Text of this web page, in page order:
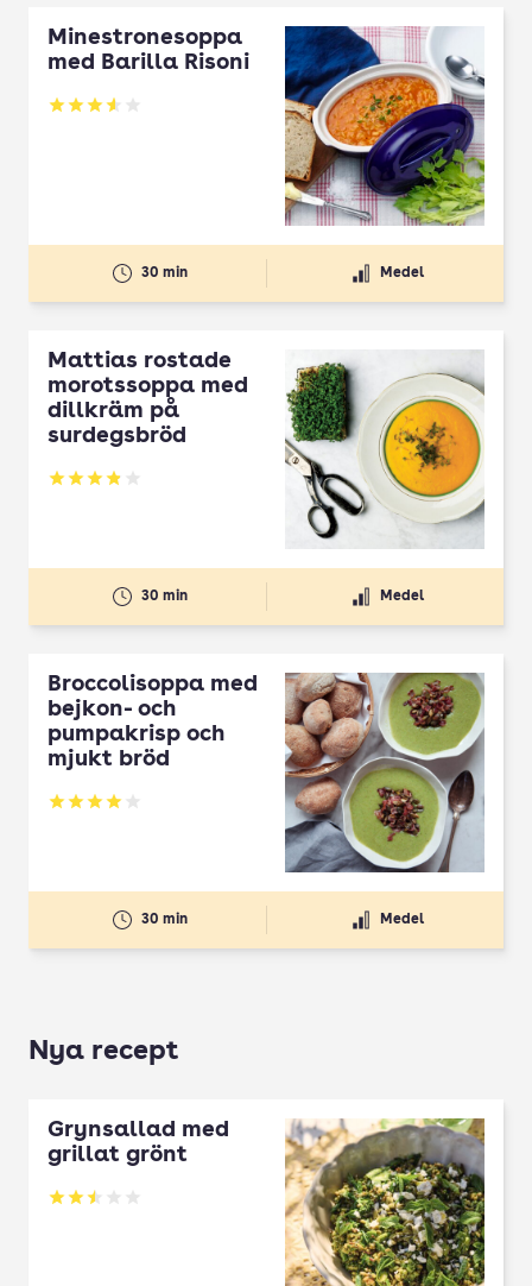
Minestronesoppa
med Barilla Risoni
Betyg: 3.58 av 5
30 min Medel
Mattias rostade
morotssoppa med
dillkräm på
surdegsbröd
Betyg: 3.88 av 5
30 min Medel
Broccolisoppa med
bejkon- och
pumpakrisp och
mjukt bröd
Betyg: 4 av 5
30 min Medel
Nya recept
Grynsallad med
grillat grönt
Betyg: 2.5 av 5